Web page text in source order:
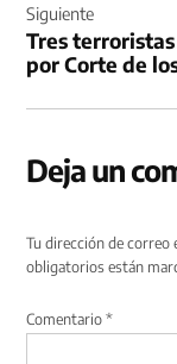
Siguiente
Tres
por Corte de
Deja un
Tu dirección de correo
obligatorios están
Comentario*